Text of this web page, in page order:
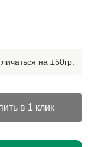
на ±50гр.
в 1 клик